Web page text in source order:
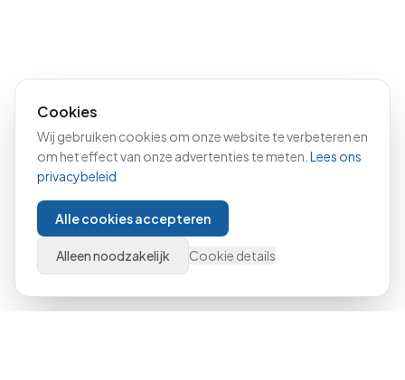
Cookies
Wij gebruiken cookies om onze website te verbeteren en
om het effect van onze advertenties te meten. Lees ons
privacybeleid
Alle cookies accepteren
Alleen noodzakelijk Cookie details